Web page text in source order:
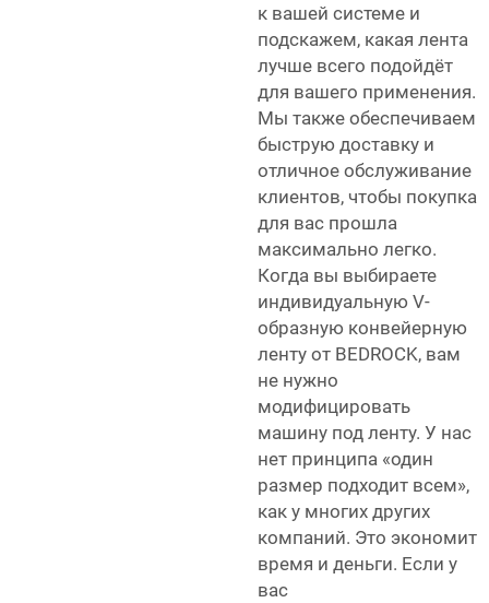
к вашей системе и
подскажем, какая лента
лучше всего подойдёт
для вашего применения.
Мы также обеспечиваем
быструю доставку и
отличное обслуживание
клиентов, чтобы покупка
для вас прошла
максимально легко.
Когда вы выбираете
индивидуальную V-
образную конвейерную
ленту от BEDROCK, вам
не нужно
модифицировать
машину под ленту. У нас
нет принципа «один
размер подходит всем»,
как у многих других
компаний. Это экономит
время и деньги. Если у
вас